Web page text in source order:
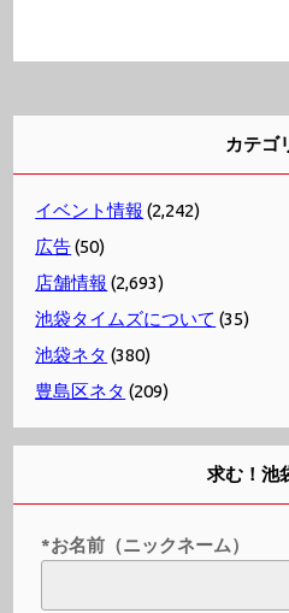
カテゴ
イベント情報 (2,242)
広告(50)
店舗情報 (2,693)
池袋タイムズについて (35)
池袋ネタ (380)
豊島区ネタ (209)
求む！池
*お名前（ニックネーム）